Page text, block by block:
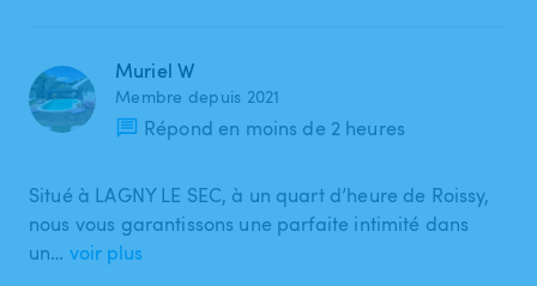
Muriel W
Membre depuis 2021
Répond en moins de 2 heures
Situé à LAGNY LE SEC, à un quart d’heure de Roissy,
nous vous garantissons une parfaite intimité dans
un… voir plus